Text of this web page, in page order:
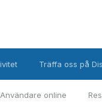
Användare online
Träffa oss på